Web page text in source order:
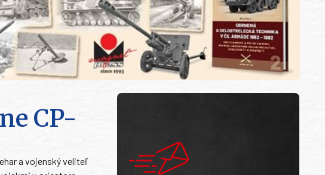
CP-
a vojenský veliteľ